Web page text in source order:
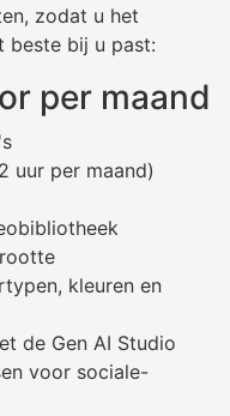
zodat u het
beste bij u past:
per maand
uur per maand)
kleuren en
de Gen AI Studio
voor sociale-